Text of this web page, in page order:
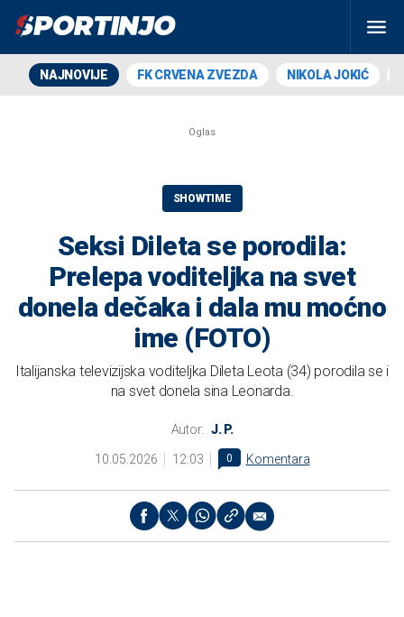
NAJNOVIJE FK CRVENA ZVEZDA NIKOLA JOKIĆ
SHOWTIME
Seksi Dileta se porodila:
Prelepa voditeljka na svet
donela dečaka i dala mu moćno
ime (FOTO)
Italijanska televizijska voditeljka Dileta Leota (34) porodila se i
na svet donela sina Leonarda.
Autor: J. P.
10.05.2026 12:03 0 Komentara